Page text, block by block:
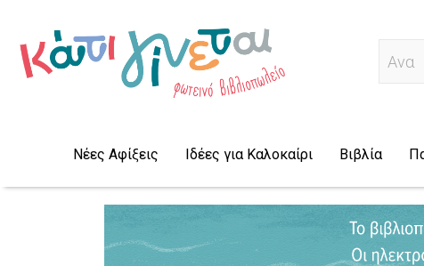
Νέες Αφίξεις Ιδέες για Καλοκαίρι Βιβλία